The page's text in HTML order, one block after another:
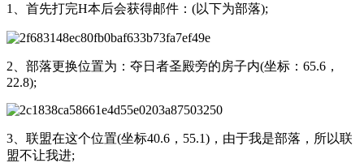
1、首先打完H本后会获得邮件：(以下为部落);
2、部落更换位置为：夺日者圣殿旁的房子内(坐标：65.6，
22.8);
3、联盟在这个位置(坐标40.6，55.1)，由于我是部落，所以联
盟不让我进;